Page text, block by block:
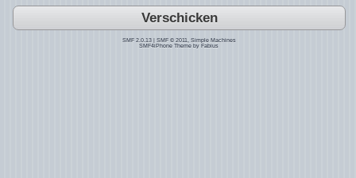
Verschicken
SMF 2.0.13| SMF © 2011
Simple Machines
SMF4iPhone Theme by Fabius